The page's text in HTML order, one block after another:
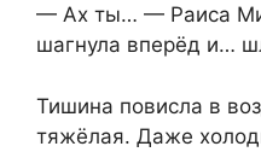
— Ах ты… — Раиса
шагнула вперёд и…
Тишина повисла в
тяжёлая. Даже